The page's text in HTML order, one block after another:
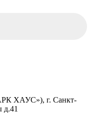
ХАУС»), г. Санкт-
д.41